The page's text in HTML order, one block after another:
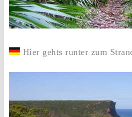
Hier gehts runter zum